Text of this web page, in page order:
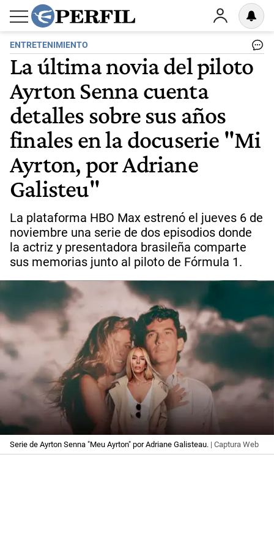
ENTRETENIMIENTO
La última novia del piloto
Ayrton Senna cuenta
detalles sobre sus años
finales en la docuserie "Mi
Ayrton, por Adriane
Galisteu"
La plataforma HBO Max estrenó el jueves 6 de
noviembre una serie de dos episodios donde
la actriz y presentadora brasileña comparte
sus memorias junto al piloto de Fórmula 1.
Serie de Ayrton Senna "Meu Ayrton" por Adriane Galisteau. | Captura Web